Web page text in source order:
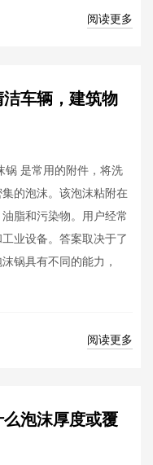
阅读更多
车辆，建筑物
锅 是常用的附件，将洗
的泡沫。该泡沫粘附在
脂和污染物。用户经常
业设备。答案取决于了
锅具有不同的能力，
阅读更多
泡沫厚度或覆